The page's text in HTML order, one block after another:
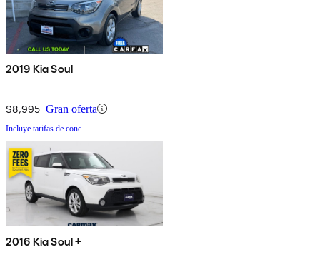
2019 Kia Soul
$8,995 Gran oferta
Incluye tarifas de conc.
2016 Kia Soul +